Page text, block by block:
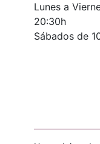
Lunes a
20:30h
Sábados de